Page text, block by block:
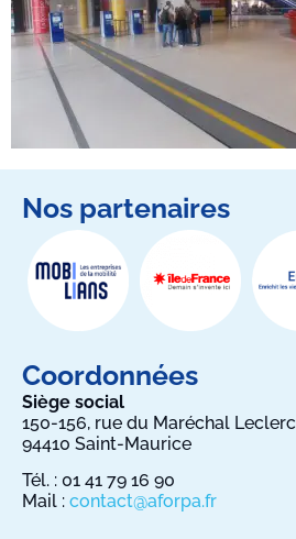
Nos partenaires
Coordonnées
Siège social
150-156, rue du Maréchal Leclerc
94410 Saint-Maurice
Tél. : 01 41 79 16 90
Mail : contact@aforpa.fr